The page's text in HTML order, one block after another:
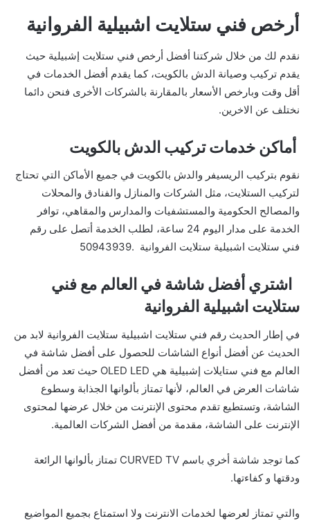
أرخص فني ستلايت اشبيلية الفروانية
نقدم لك من خلال شركتنا أفضل أرخص فني ستلايت إشبيلية حيث
يقدم تركيب وصيانة الدش بالكويت، كما يقدم أفضل الخدمات في
أقل وقت وبارخص الأسعار بالمقارنة بالشركات الأخرى فنحن دائما
نختلف عن الاخرين.
أماكن خدمات تركيب الدش بالكويت
نقوم بتركيب الريسيفر والدش بالكويت في جميع الأماكن التي تحتاج
لتركيب الستلايت، مثل الشركات والمنازل والفنادق والمحلات
والمصالح الحكومية والمستشفيات والمدارس والمقاهي، توافر
الخدمة على مدار اليوم 24 ساعة، لطلب الخدمة أتصل على رقم
فني ستلايت اشبيلية ستلايت الفروانية .50943939
اشتري أفضل شاشة في العالم مع فني
ستلايت اشبيلية الفروانية
في إطار الحديث رقم فني ستلايت اشبيلية ستلايت الفروانية لابد من
الحديث عن أفضل أنواع الشاشات للحصول على أفضل شاشة في
العالم مع فني ستايلات إشبيلية هي OLED LED حيث تعد من أفضل
شاشات العرض في العالم، لأنها تمتاز بألوانها الجذابة وسطوع
الشاشة، وتستطيع تقدم محتوى الإنترنت من خلال عرضها لمحتوى
الإنترنت على الشاشة، مقدمة من أفضل الشركات العالمية.
كما توجد شاشة أخري باسم CURVED TV تمتاز بألوانها الرائعة
ودقتها و كفاءتها.
والتي تمتاز لعرضها لخدمات الانترنت ولا استمتاع بجميع المواضيع